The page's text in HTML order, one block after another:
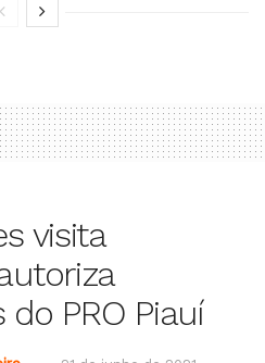
visita
PRO Piauí